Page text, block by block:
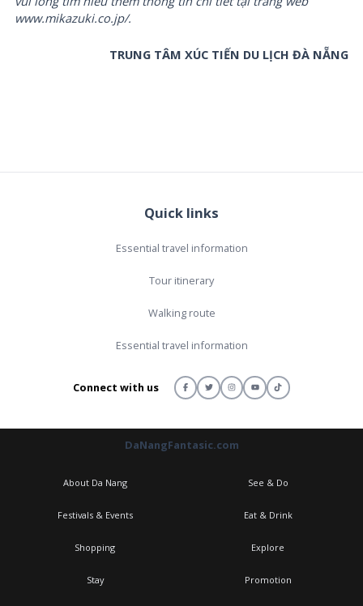
www.mikazuki.co.jp/.
TRUNG TÂM XÚC TIẾN DU LỊCH ĐÀ NẴNG
Quick links
Essential travel information
Tour itinerary
Walking route
Essential travel information
Connect with us
DaNangFantasic.com
About Da Nang See & Do
Festivals & Events Eat & Drink
Shopping Explore
Stay Promotion